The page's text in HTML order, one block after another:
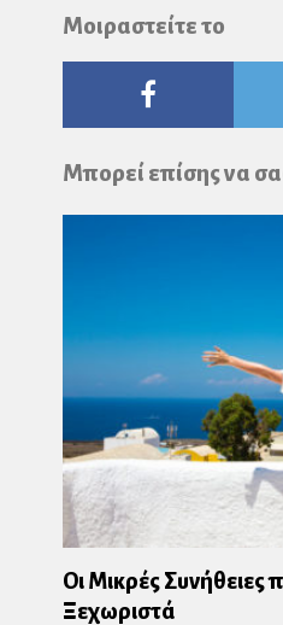
Μοιραστείτε το
Μπορεί επίσης να
Οι Μικρές Συνήθειες
Ξεχωριστά